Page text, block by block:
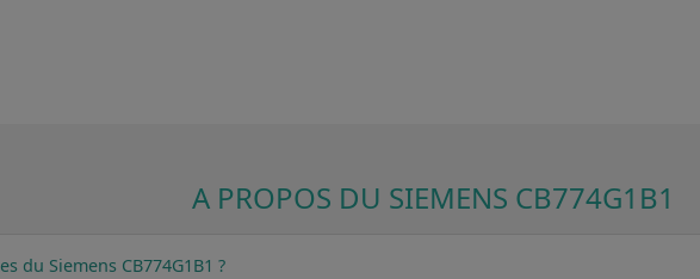
A PROPOS DU SIEMENS CB774G1B1
du Siemens CB774G1B1 ?